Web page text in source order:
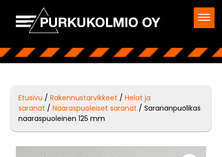
Etusivu /Rakennustarvikkeet /Helat ja
saranat /Naaraspuoleiset saranat / Sarananpuolikas
naaraspuoleinen 125 mm